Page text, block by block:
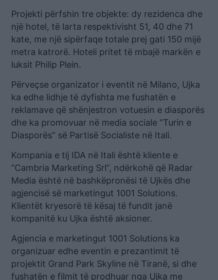
Projekti përfshin tre objekte: dy rezidenca dhe
një hotel, të larta respektivisht 51, 40 dhe 71
kate, me një sipërfaqe totale prej gati 150 mijë
metra katrorë. Hoteli pritet të mbajë markën e
luksit Philip Plein.
Përveçse organizator i eventit në Milano, Ujka
ka edhe lidhje të dyfishta me fushatën e
reklamave që shënjestron votuesin e diasporës
dhe ka promovuar në media sociale “Turin e
Diasporës” së Partisë Socialiste në Itali.
Kompania e tij IDA në Itali është kliente e
“Cambria Marketing Srl”, ndërkohë që Radar
Media është në bashkëpronësi të Ujkës dhe
agjencisë së marketingut 1001 Solutions.
Klientët kryesorë të kësaj të fundit janë
kompanitë ku Ujka është aksioner.
Agjencia e marketingut 1001 Solutions ka
organizuar edhe eventin e prezantimit të
projektit Grand Park Skyline në Tiranë, si dhe
fushatën e filmit të prodhuar nga Ujka me